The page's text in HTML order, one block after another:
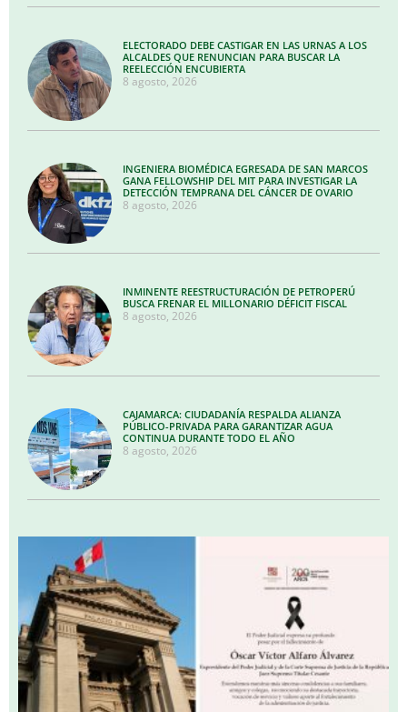
ELECTORADO DEBE CASTIGAR EN LAS URNAS A LOS
ALCALDES QUE RENUNCIAN PARA BUSCAR LA
REELECCIÓN ENCUBIERTA
8 agosto, 2026
INGENIERA BIOMÉDICA EGRESADA DE SAN MARCOS
GANA FELLOWSHIP DEL MIT PARA INVESTIGAR LA
DETECCIÓN TEMPRANA DEL CÁNCER DE OVARIO
8 agosto, 2026
INMINENTE REESTRUCTURACIÓN DE PETROPERÚ
BUSCA FRENAR EL MILLONARIO DÉFICIT FISCAL
8 agosto, 2026
CAJAMARCA: CIUDADANÍA RESPALDA ALIANZA
PÚBLICO-PRIVADA PARA GARANTIZAR AGUA
CONTINUA DURANTE TODO EL AÑO
8 agosto, 2026